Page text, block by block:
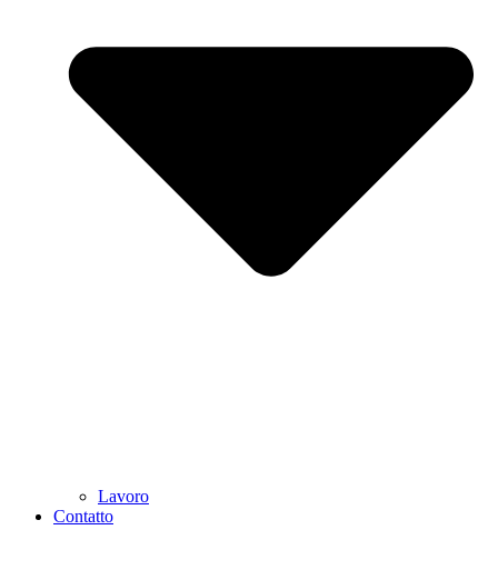
Lavoro
Contatto